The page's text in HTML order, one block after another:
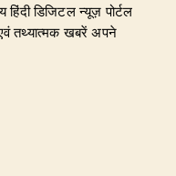
डिजिटल न्यूज़ पोर्टल
एवं तथ्यात्मक खबरें अपने